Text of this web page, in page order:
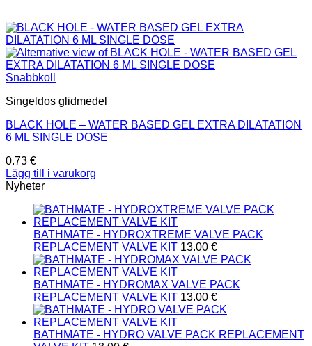
Snabbkoll
Singeldos glidmedel
BLACK HOLE – WATER BASED GEL EXTRA DILATATION
6 ML SINGLE DOSE
0.73 €
Lägg till i varukorg
Nyheter
BATHMATE - HYDROXTREME VALVE PACK
REPLACEMENT VALVE KIT 13.00 €
BATHMATE - HYDROMAX VALVE PACK
REPLACEMENT VALVE KIT 13.00 €
BATHMATE - HYDRO VALVE PACK REPLACEMENT